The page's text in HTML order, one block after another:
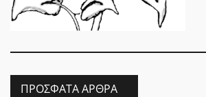
ΠΡΌΣΦΑΤΑ ΆΡΘΡΑ